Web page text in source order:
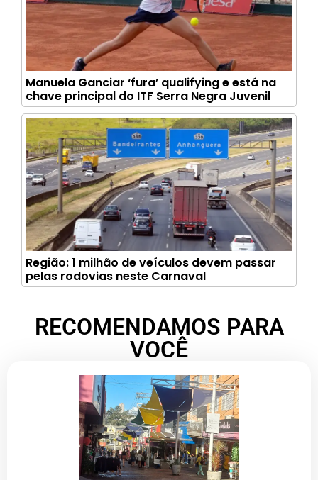
Manuela Ganciar ‘fura’ qualifying e está na
chave principal do ITF Serra Negra Juvenil
Região: 1 milhão de veículos devem passar
pelas rodovias neste Carnaval
RECOMENDAMOS PARA
VOCÊ